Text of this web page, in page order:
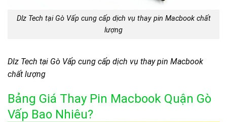
Dlz Tech tại Gò Vấp cung cấp dịch vụ thay pin Macbook chất
lượng
Dlz Tech tại Gò Vấp cung cấp dịch vụ thay pin Macbook
chất lượng
Bảng Giá Thay Pin Macbook Quận Gò
Vấp Bao Nhiêu?